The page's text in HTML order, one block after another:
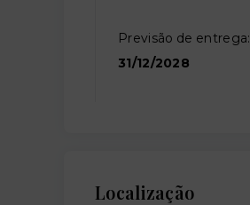
Previsão de entrega:
31/12/2028
Localização